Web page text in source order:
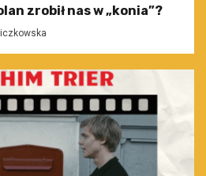
zrobił nas w „konia”?